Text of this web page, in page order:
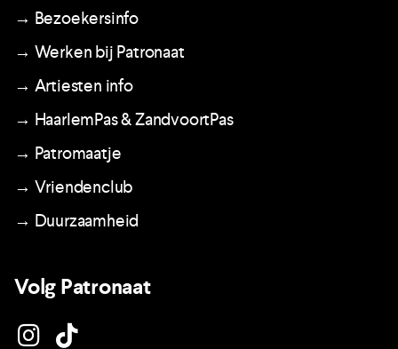
→ Bezoekersinfo
→ Werken bij Patronaat
→ Artiesten info
→ HaarlemPas & ZandvoortPas
→ Patromaatje
→ Vriendenclub
→ Duurzaamheid
Volg Patronaat